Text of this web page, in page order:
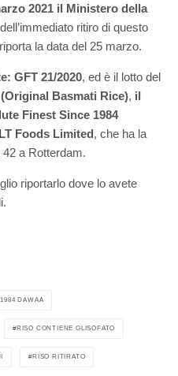
2021 il Ministero della
ritiro di questo
la data del 25 marzo.
GFT 21/2020, ed è il lotto del
(Original Basmati Rice), il
Finest Since 1984
LT Foods Limited, che ha la
a Rotterdam.
riportarlo dove lo avete
DAWAA
RISO CONTIENE GLISOFATO
RISO RITIRATO